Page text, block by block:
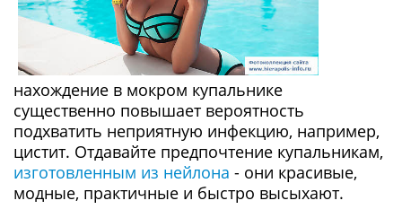
нахождение в мокром купальнике
существенно повышает вероятность
подхватить неприятную инфекцию, например,
цистит. Отдавайте предпочтение купальникам,
изготовленным из нейлона - они красивые,
модные, практичные и быстро высыхают.